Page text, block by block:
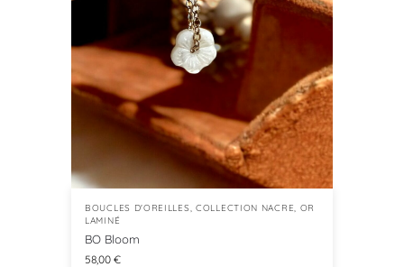
BOUCLES D'OREILLES,COLLECTION NACRE, OR
LAMINÉ
BO Bloom
58,00 €